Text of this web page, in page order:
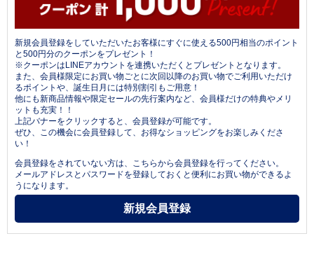
新規会員登録をしていただいたお客様にすぐに使える500円相当のポイント
と500円分のクーポンをプレゼント！
※クーポンはLINEアカウントを連携いただくとプレゼントとなります。
また、会員様限定にお買い物ごとに次回以降のお買い物でご利用いただけ
るポイントや、誕生日月には特別割引もご用意！
他にも新商品情報や限定セールの先行案内など、会員様だけの特典やメリ
ットも充実！！
上記バナーをクリックすると、会員登録が可能です。
ぜひ、この機会に会員登録して、お得なショッピングをお楽しみくださ
い！
会員登録をされていない方は、こちらから会員登録を行ってください。
メールアドレスとパスワードを登録しておくと便利にお買い物ができるよ
うになります。